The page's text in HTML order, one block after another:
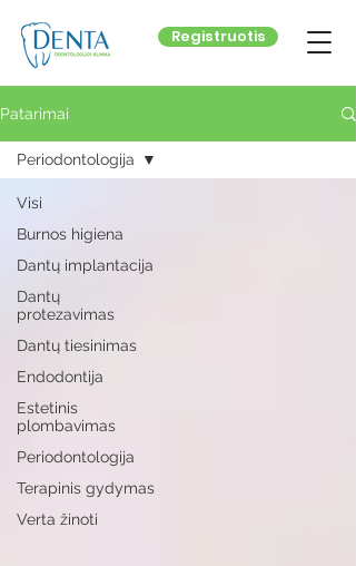
Registruotis
Patarimai
Visi
Burnos higiena
Dantų implantacija
Dantų
protezavimas
Dantų tiesinimas
Endodontija
Estetinis
plombavimas
Periodontologija
Terapinis gydymas
Verta žinoti
Periodontologija